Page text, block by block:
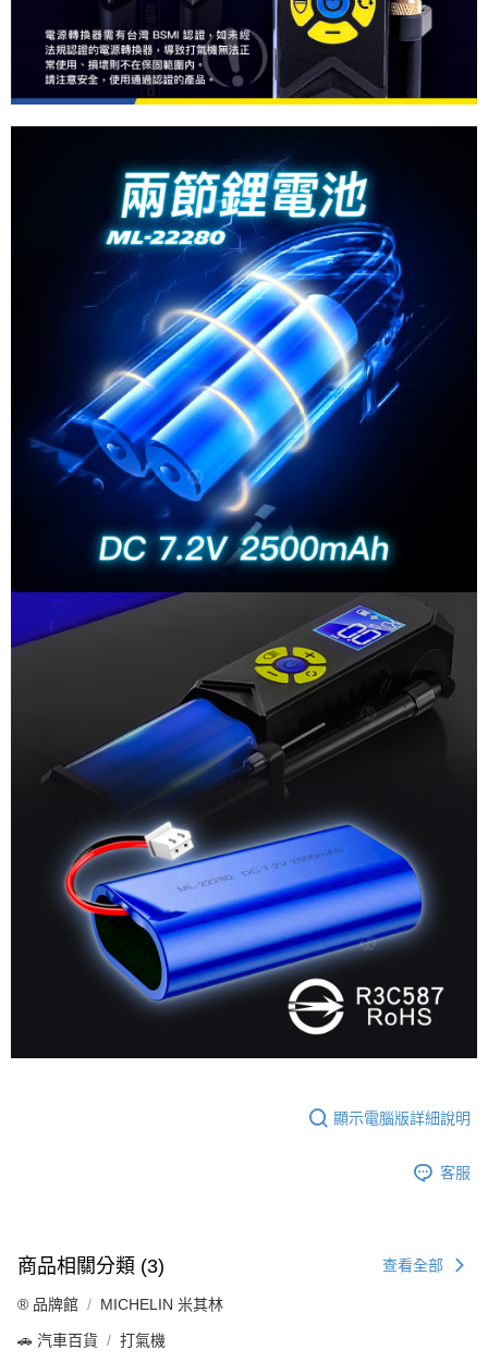
顯示電腦版詳細說明
客服
商品相關分類 (3) 查看全部
®️ 品牌館 MICHELIN 米其林
🚗 汽車百貨 打氣機